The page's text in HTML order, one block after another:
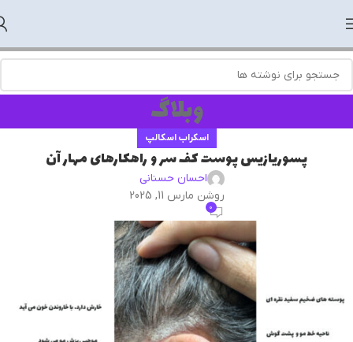
وبلاگ
اسکراب اسکالپ
پسوریازیس پوست کف سر و راهکارهای مهار آن
احسان حسنانی
روشن مارس 11, 2025
0